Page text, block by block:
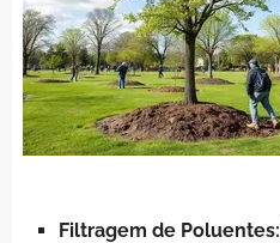
Filtragem de Poluentes: